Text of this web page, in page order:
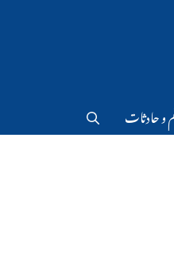
و حادثات